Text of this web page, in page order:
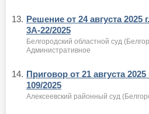
13. Решение от 24 августа 2025
3А-22/2025
Белгородский областной суд
Административное
14. Приговор от 21 августа
109/2025
Алексеевский районный суд